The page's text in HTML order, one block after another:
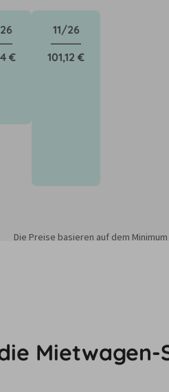
€
11/26
101,12 €
Die Preise basieren auf dem